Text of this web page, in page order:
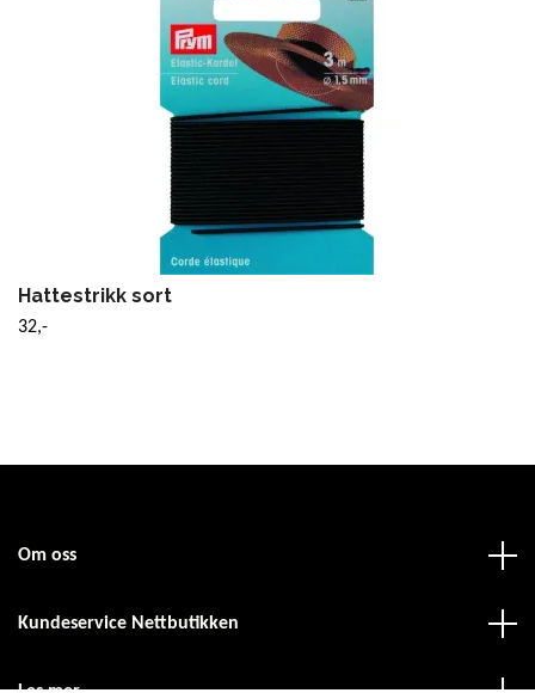
Hattestrikk sort
32,-
Om oss
Kundeservice Nettbutikken